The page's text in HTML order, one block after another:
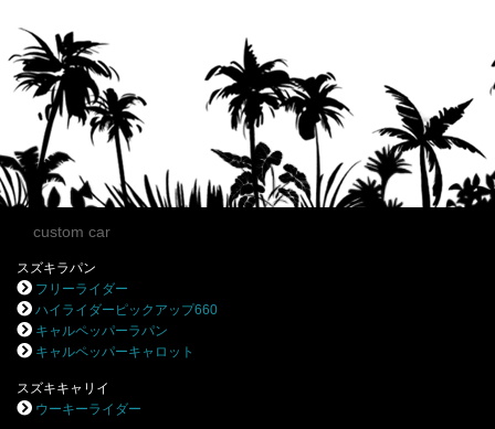
custom car
スズキラパン
フリーライダー
ハイライダーピックアップ660
キャルペッパーラパン
キャルペッパーキャロット
スズキキャリイ
ウーキーライダー